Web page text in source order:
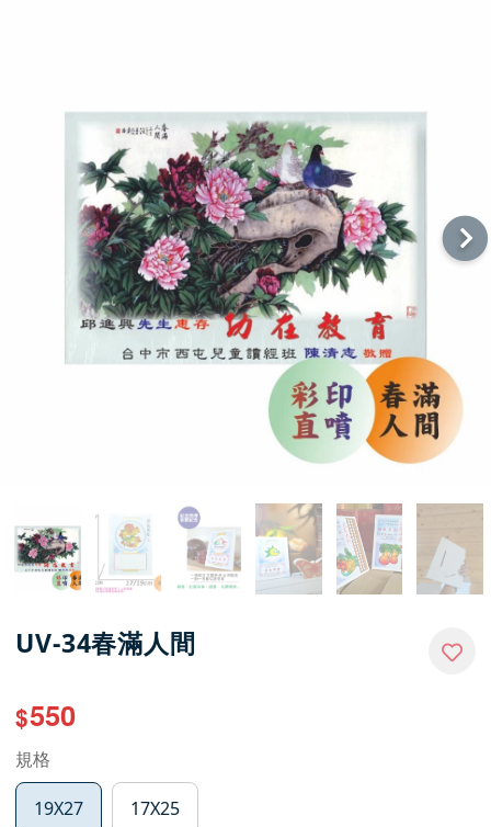
UV-34春滿人間
$550
規格
19X27 17X25